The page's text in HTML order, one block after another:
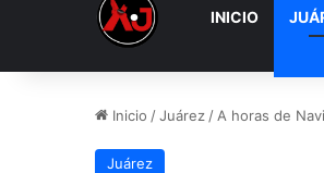
INICIO
Inicio /Juárez / A horas de
Juárez